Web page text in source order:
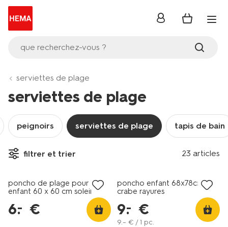
que recherchez-vous ?
se
serviettes de plage
serviettes de plage
peignoirs serviettes de plage tapis de bain
filtrer et trier 23 articles
tout petit prix
poncho de plage pour
enfant 60 x 60 cm soleil
6.
– €
poncho enfant 68x78cm
crabe rayures
9.
– €
9.– € / 1 pc.